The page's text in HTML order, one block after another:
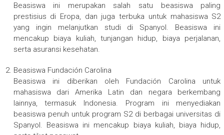
Beasiswa ini merupakan salah satu beasiswa paling
prestisius di Eropa, dan juga terbuka untuk mahasiswa S2
yang ingin melanjutkan studi di Spanyol. Beasiswa ini
mencakup biaya kuliah, tunjangan hidup, biaya perjalanan,
serta asuransi kesehatan.
Beasiswa Fundación Carolina
Beasiswa ini diberikan oleh Fundación Carolina untuk
mahasiswa dari Amerika Latin dan negara berkembang
lainnya, termasuk Indonesia. Program ini menyediakan
beasiswa penuh untuk program S2 di berbagai universitas di
Spanyol. Beasiswa ini mencakup biaya kuliah, biaya hidup,